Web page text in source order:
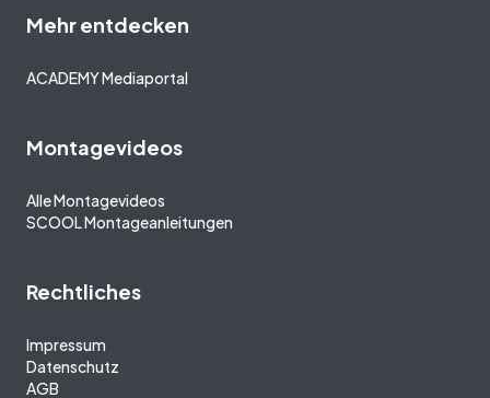
Mehr entdecken
ACADEMY Mediaportal
Montagevideos
Alle Montagevideos
SCOOL Montageanleitungen
Rechtliches
Impressum
Datenschutz
AGB